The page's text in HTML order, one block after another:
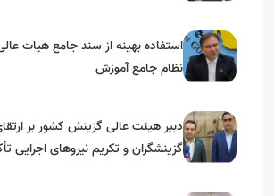
استفاده بهینه از سند جامع هیات
نظام جامع آموزش
دبیر هیئت عالی گزینش کشور بر
گزینشگران و تکریم نیروهای اجرایی